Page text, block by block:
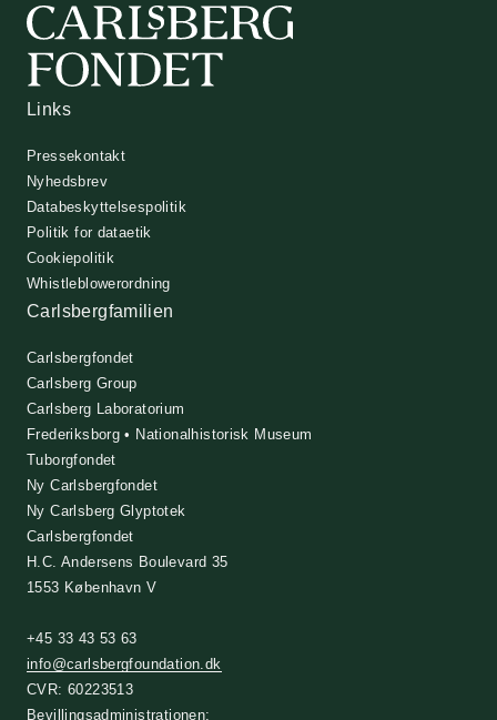
Links
Pressekontakt
Nyhedsbrev
Databeskyttelsespolitik
Politik for dataetik
Cookiepolitik
Whistleblowerordning
Carlsbergfamilien
Carlsbergfondet
Carlsberg Group
Carlsberg Laboratorium
Frederiksborg • Nationalhistorisk Museum
Tuborgfondet
Ny Carlsbergfondet
Ny Carlsberg Glyptotek
Carlsbergfondet
H.C. Andersens Boulevard 35
1553 København V
+45 33 43 53 63
info@carlsbergfoundation.dk
CVR: 60223513
Bevillingsadministrationen: